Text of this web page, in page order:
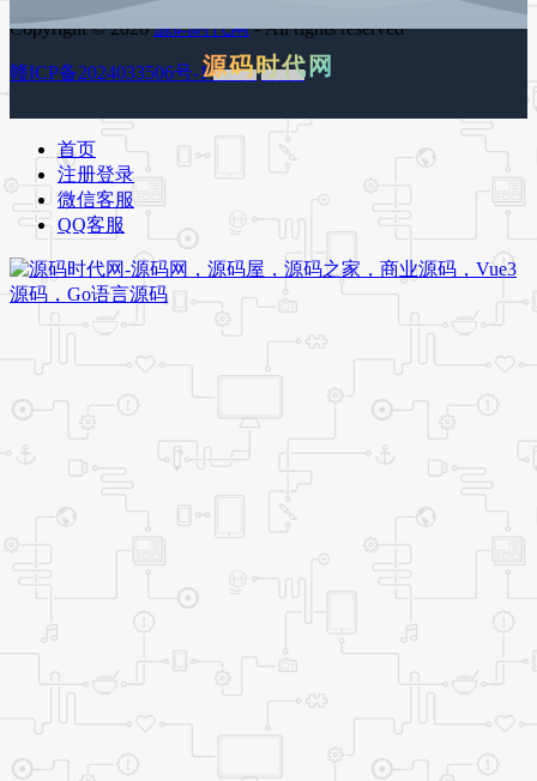
Copyright © 2026源码时代网- All rights reserved
赣ICP备2024033506号-1百度地图 谷歌地图
源码时代网
首页
注册登录
微信客服
QQ客服